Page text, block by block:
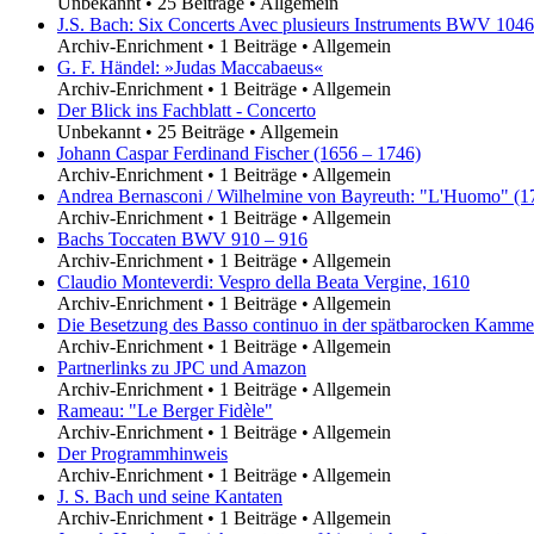
J.S. Bach: Six Concerts Avec plusieurs Instruments BWV
Archiv-Enrichment • 1 Beiträge • Allgemein
G. F. Händel: »Judas Maccabaeus«
Archiv-Enrichment • 1 Beiträge • Allgemein
Der Blick ins Fachblatt - Concerto
Unbekannt • 25 Beiträge • Allgemein
Johann Caspar Ferdinand Fischer (1656 – 1746)
Archiv-Enrichment • 1 Beiträge • Allgemein
Andrea Bernasconi / Wilhelmine von Bayreuth: "L'Huomo"
Archiv-Enrichment • 1 Beiträge • Allgemein
Bachs Toccaten BWV 910 – 916
Archiv-Enrichment • 1 Beiträge • Allgemein
Claudio Monteverdi: Vespro della Beata Vergine, 1610
Archiv-Enrichment • 1 Beiträge • Allgemein
Die Besetzung des Basso continuo in der spätbarocken
Archiv-Enrichment • 1 Beiträge • Allgemein
Partnerlinks zu JPC und Amazon
Archiv-Enrichment • 1 Beiträge • Allgemein
Rameau: "Le Berger Fidèle"
Archiv-Enrichment • 1 Beiträge • Allgemein
Der Programmhinweis
Archiv-Enrichment • 1 Beiträge • Allgemein
J. S. Bach und seine Kantaten
Archiv-Enrichment • 1 Beiträge • Allgemein